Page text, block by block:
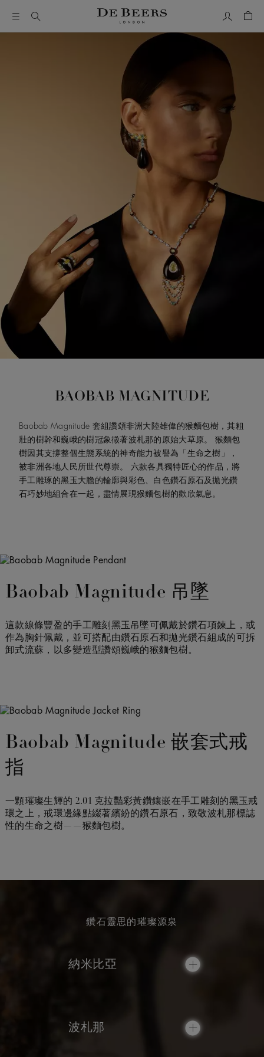
BAOBAB MAGNITUDE
Baobab Magnitude 套組讚頌非洲大陸雄偉的猴麵包樹，其粗
壯的樹幹和巍峨的樹冠象徵著波札那的原始大草原。 猴麵包
樹因其支撐整個生態系統的神奇能力被譽為「生命之樹」，
被非洲各地人民所世代尊崇。 六款各具獨特匠心的作品，將
手工雕琢的黑玉大膽的輪廓與彩色、白色鑽石原石及拋光鑽
石巧妙地組合在一起，盡情展現猴麵包樹的歡欣氣息。
Baobab Magnitude 吊墜
這款線條豐盈的手工雕刻黑玉吊墜可佩戴於鑽石項鍊上，或
作為胸針佩戴，並可搭配由鑽石原石和拋光鑽石組成的可拆
卸式流蘇，以多變造型讚頌巍峨的猴麵包樹。
Baobab Magnitude 嵌套式戒
指
一顆璀璨生輝的 2.01 克拉豔彩黃鑽鑲嵌在手工雕刻的黑玉戒
環之上，戒環邊緣點綴著繽紛的鑽石原石，致敬波札那標誌
性的生命之樹——猴麵包樹。
鑽石靈思的璀璨源泉
納米比亞
波札那